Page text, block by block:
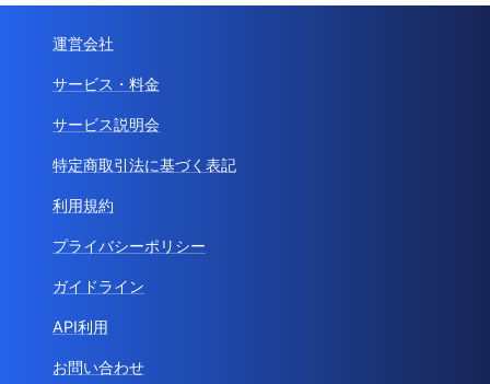
運営会社
サービス・料金
サービス説明会
特定商取引法に基づく表記
利用規約
プライバシーポリシー
ガイドライン
API利用
お問い合わせ